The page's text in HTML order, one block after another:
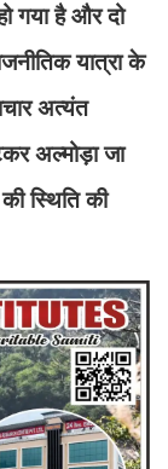
गया है और दो
यात्रा के
अत्यंत
अल्मोड़ा जा
स्थिति की